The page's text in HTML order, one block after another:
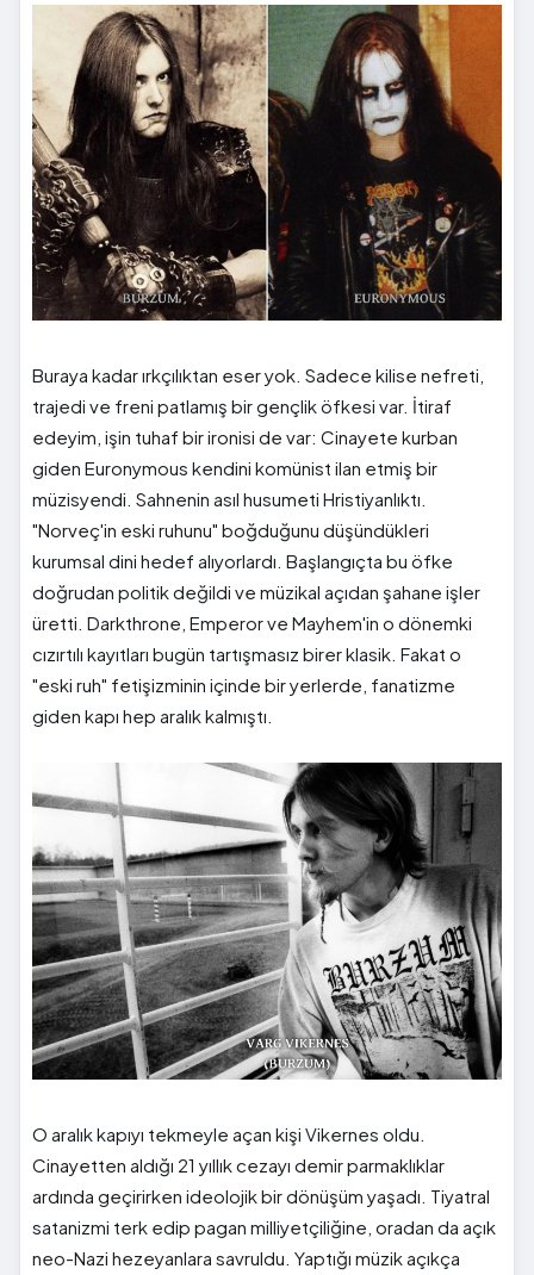
Buraya kadar ırkçılıktan eser yok. Sadece kilise nefreti,
trajedi ve freni patlamış bir gençlik öfkesi var. İtiraf
edeyim, işin tuhaf bir ironisi de var: Cinayete kurban
giden Euronymous kendini komünist ilan etmiş bir
müzisyendi. Sahnenin asıl husumeti Hristiyanlıktı.
"Norveç'in eski ruhunu" boğduğunu düşündükleri
kurumsal dini hedef alıyorlardı. Başlangıçta bu öfke
doğrudan politik değildi ve müzikal açıdan şahane işler
üretti. Darkthrone, Emperor ve Mayhem'in o dönemki
cızırtılı kayıtları bugün tartışmasız birer klasik. Fakat o
"eski ruh" fetişizminin içinde bir yerlerde, fanatizme
giden kapı hep aralık kalmıştı.
O aralık kapıyı tekmeyle açan kişi Vikernes oldu.
Cinayetten aldığı 21 yıllık cezayı demir parmaklıklar
ardında geçirirken ideolojik bir dönüşüm yaşadı. Tiyatral
satanizmi terk edip pagan milliyetçiliğine, oradan da açık
neo-Nazi hezeyanlara savruldu. Yaptığı müzik açıkça